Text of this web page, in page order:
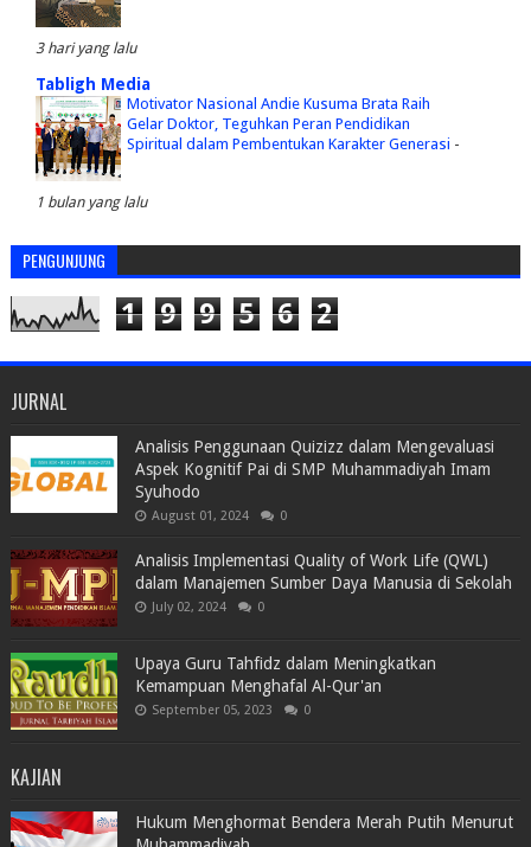
3 hari yang lalu
Tabligh Media
Motivator Nasional Andie Kusuma Brata Raih
Gelar Doktor, Teguhkan Peran Pendidikan
Spiritual dalam Pembentukan Karakter Generasi -
1 bulan yang lalu
PENGUNJUNG
1 9 9 5 6 2
JURNAL
Analisis Penggunaan Quizizz dalam Mengevaluasi
Aspek Kognitif Pai di SMP Muhammadiyah Imam
Syuhodo
August 01, 2024 0
Analisis Implementasi Quality of Work Life (QWL)
dalam Manajemen Sumber Daya Manusia di Sekolah
July 02, 2024 0
Upaya Guru Tahfidz dalam Meningkatkan
Kemampuan Menghafal Al-Qur'an
September 05, 2023 0
KAJIAN
Hukum Menghormat Bendera Merah Putih Menurut